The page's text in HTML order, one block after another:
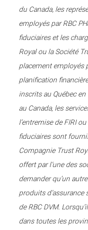
du Canada, les
employés par RBC
fiduciaires et les
Royal ou la Société
placement employés
planification
inscrits au Québec
au Canada, les
l’entremise de FIRI
fiduciaires sont
Compagnie Trust
offert par l’une des
demander qu’un
produits d’assurance
de RBC DVM.
dans toutes les